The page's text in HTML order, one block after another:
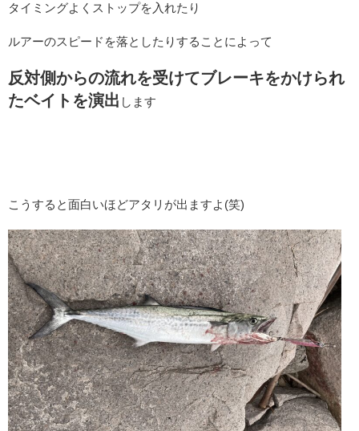
タイミングよくストップを入れたり
ルアーのスピードを落としたりすることによって
反対側からの流れを受けてブレーキをかけられ
たベイトを演出 します
こうすると面白いほどアタリが出ますよ(笑)